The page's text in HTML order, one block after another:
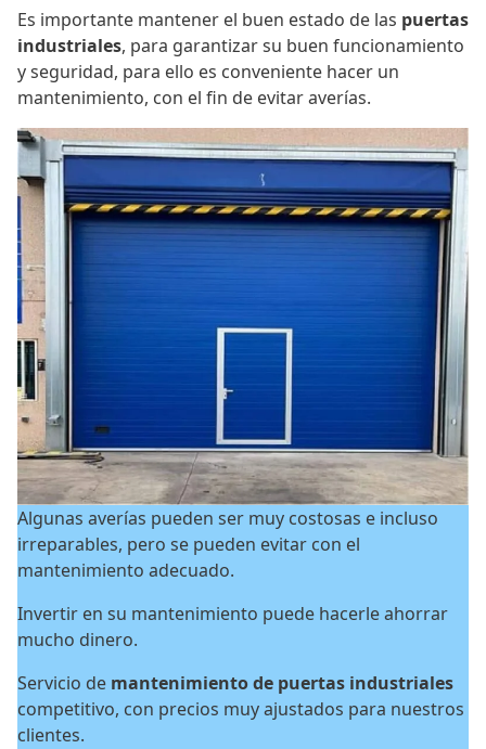
Es importante mantener el buen estado de las puertas
industriales, para garantizar su buen funcionamiento
y seguridad, para ello es conveniente hacer un
mantenimiento, con el fin de evitar averías.
Algunas averías pueden ser muy costosas e incluso
irreparables, pero se pueden evitar con el
mantenimiento adecuado.
Invertir en su mantenimiento puede hacerle ahorrar
mucho dinero.
Servicio de mantenimiento de puertas industriales
competitivo, con precios muy ajustados para nuestros
clientes.